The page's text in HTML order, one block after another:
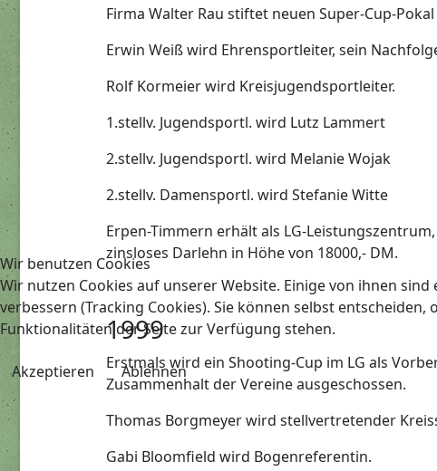
Firma Walter Rau stiftet neuen Super-Cup-Pokal
Erwin Weiß wird Ehrensportleiter, sein
Rolf Kormeier wird Kreisjugendsportleiter.
1.stellv. Jugendsportl. wird Lutz Lammert
2.stellv. Jugendsportl. wird Melanie Wojak
2.stellv. Damensportl. wird Stefanie Witte
Erpen-Timmern erhält als LG-
zinsloses Darlehn in Höhe von 18000,- DM.
1999
Erstmals wird ein Shooting-Cup im LG als
Zusammenhalt der Vereine ausgeschossen.
Thomas Borgmeyer wird stellvertretender
Gabi Bloomfield wird Bogenreferentin.
Wir benutzen Cookies
Wir nutzen Cookies auf unserer Website. Einige von ihnen
verbessern (Tracking Cookies). Sie können selbst
Funktionalitäten der Seite zur Verfügung stehen.
Akzeptieren
Ablehnen